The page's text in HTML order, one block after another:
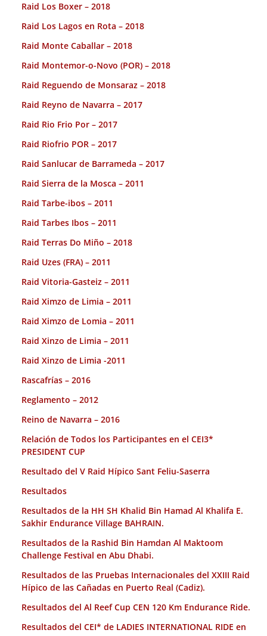
Raid Los Boxer – 2018
Raid Los Lagos en Rota – 2018
Raid Monte Caballar – 2018
Raid Montemor-o-Novo (POR) – 2018
Raid Reguendo de Monsaraz – 2018
Raid Reyno de Navarra – 2017
Raid Rio Frio Por – 2017
Raid Riofrio POR – 2017
Raid Sanlucar de Barrameda – 2017
Raid Sierra de la Mosca – 2011
Raid Tarbe-ibos – 2011
Raid Tarbes Ibos – 2011
Raid Terras Do Miño – 2018
Raid Uzes (FRA) – 2011
Raid Vitoria-Gasteiz – 2011
Raid Ximzo de Limia – 2011
Raid Ximzo de Lomia – 2011
Raid Xinzo de Limia – 2011
Raid Xinzo de Limia -2011
Rascafrías – 2016
Reglamento – 2012
Reino de Navarra – 2016
Relación de Todos los Participantes en el CEI3*
PRESIDENT CUP
Resultado del V Raid Hípico Sant Feliu-Saserra
Resultados
Resultados de la HH SH Khalid Bin Hamad Al Khalifa E.
Sakhir Endurance Village BAHRAIN.
Resultados de la Rashid Bin Hamdan Al Maktoom
Challenge Festival en Abu Dhabi.
Resultados de las Pruebas Internacionales del XXIII Raid
Hípico de las Cañadas en Puerto Real (Cadiz).
Resultados del Al Reef Cup CEN 120 Km Endurance Ride.
Resultados del CEI* de LADIES INTERNATIONAL RIDE en